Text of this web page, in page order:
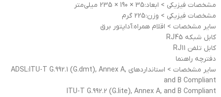
مشخصات فيزيکی > ابعاد:35 × 190 × 235 میلی‌متر
مشخصات فيزيکی > وزن:225 گرم
ساير مشخصات > اقلام همراه:آداپتور برق
کابل شبکه RJ45
کابل تلفن RJ11
دفترچه راهنما
ساير مشخصات > استانداردهاي ADSL:ITU-T G.992.1 (G.dmt), Annex A,
and B Compliant
ITU-T G.992.2 (G.lite), Annex A, and B Compliant